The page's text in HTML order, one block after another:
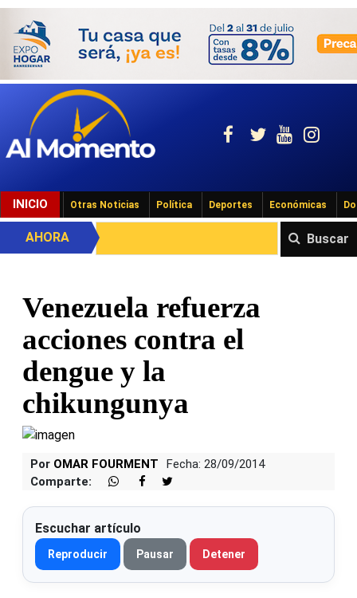
INICIO Otras Noticias Política Deportes Económicas
Buscar
AHORA
Venezuela refuerza
acciones contra el
dengue y la
chikungunya
Por OMAR FOURMENT
Fecha: 28/09/2014
Comparte:
Escuchar artículo
Reproducir Pausar Detener